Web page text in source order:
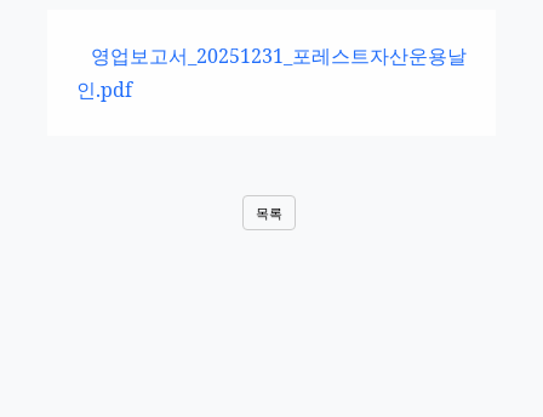
영업보고서_20251231_포레스트자산운용날
인.pdf
목록